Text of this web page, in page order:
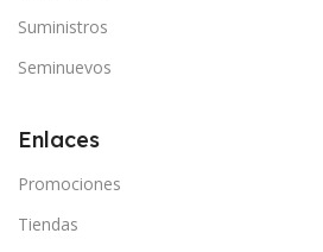
Suministros
Seminuevos
Enlaces
Promociones
Tiendas